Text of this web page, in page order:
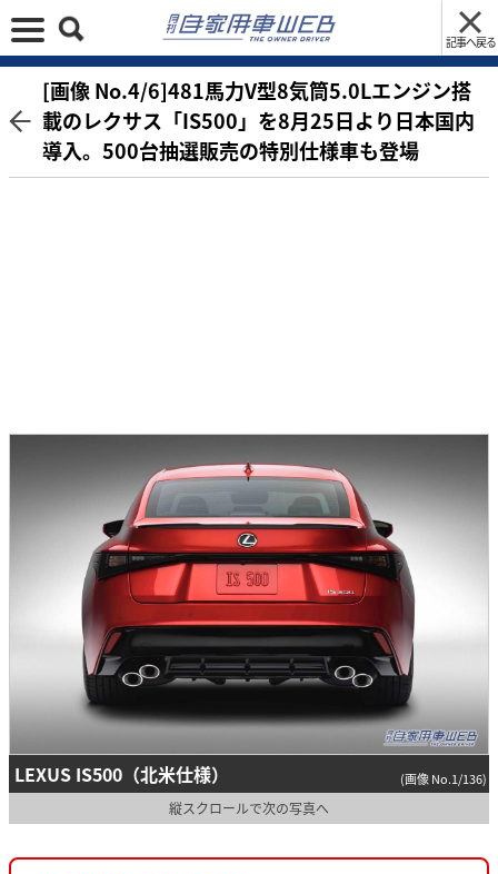
記事へ戻る
[画像 No.4/6]481馬力V型8気筒5.0Lエンジン搭
載のレクサス「IS500」を8月25日より日本国内
導入。500台抽選販売の特別仕様車も登場
LEXUS IS500（北米仕様） (画像 No.1/136)
縦スクロールで次の写真へ